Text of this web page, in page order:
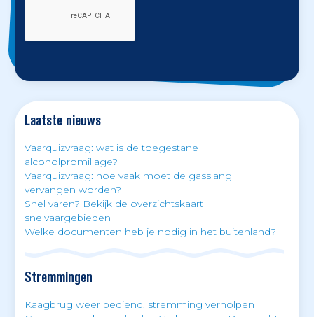
Laatste nieuws
Vaarquizvraag: wat is de toegestane
alcoholpromillage?
Vaarquizvraag: hoe vaak moet de gasslang
vervangen worden?
Snel varen? Bekijk de overzichtskaart
snelvaargebieden
Welke documenten heb je nodig in het buitenland?
Stremmingen
Kaagbrug weer bediend, stremming verholpen